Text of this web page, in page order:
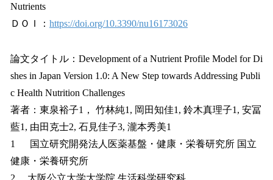
Nutrients
ＤＯＩ： https://doi.org/10.3390/nu16173026
論文タイトル：Development of a Nutrient Profile Model for Di
shes in Japan Version 1.0: A New Step towards Addressing Publi
c Health Nutrition Challenges
著者：東泉裕子1， 竹林純1, 岡田知佳1, 鈴木真理子1, 安冨
藍1, 由田克士2, 石見佳子3, 瀧本秀美1
1 国立研究開発法人医薬基盤・健康・栄養研究所 国立
健康・栄養研究所
2 大阪公立大学大学院 生活科学研究科